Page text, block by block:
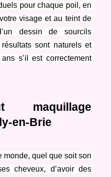
pour chaque poil, en
visage et au teint de
dessin de sourcils
sont naturels et
s’il est correctement
maquillage
en-Brie
monde, quel que soit son
cheveux, d’avoir des